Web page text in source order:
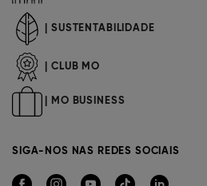
| SUSTENTABILIDADE
| CLUB MO
| MO BUSINESS
SIGA-NOS NAS REDES SOCIAIS